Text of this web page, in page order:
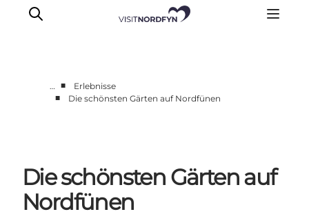
Unterkünfte
Erlebnisbuchung
Für Kinder
… ■
Erlebnisse
■
Die schönsten Gärten auf Nordfünen
Die schönsten Gärten auf
Nordfünen